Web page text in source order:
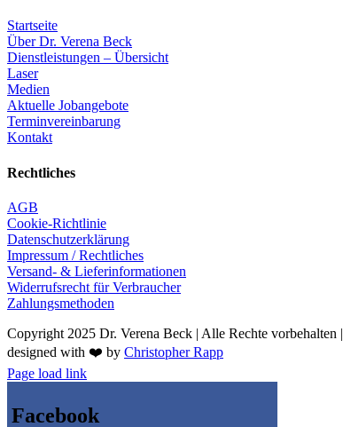
Startseite
Über Dr. Verena Beck
Dienstleistungen – Übersicht
Laser
Medien
Aktuelle Jobangebote
Terminvereinbarung
Kontakt
Rechtliches
AGB
Cookie-Richtlinie
Datenschutzerklärung
Impressum / Rechtliches
Versand- & Lieferinformationen
Widerrufsrecht für Verbraucher
Zahlungsmethoden
Copyright 2025 Dr. Verena Beck | Alle Rechte vorbehalten |
designed with ❤️ by Christopher Rapp
Facebook
Instagram
Page load link
Facebook